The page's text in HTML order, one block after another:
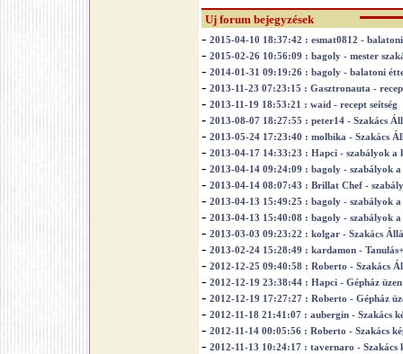
Uj forum bejegyzések
- 2015-04-10 18:37:42 : esmat0812 -
- 2015-02-26 10:56:09 : bagoly - mester
- 2014-01-31 09:19:26 : bagoly - balatoni
- 2013-11-23 07:23:15 : Gasztronauta -
- 2013-11-19 18:53:21 : waid - recept seítség
- 2013-08-07 18:27:55 : peter14 - Szakács
- 2013-05-24 17:23:40 : molbika - Szakács
- 2013-04-17 14:33:23 : Hapci - szabályok a
- 2013-04-14 09:24:09 : bagoly - szabályok
- 2013-04-14 08:07:43 : Brillat Chef -
- 2013-04-13 15:49:25 : bagoly - szabályok
- 2013-04-13 15:40:08 : bagoly - szabályok
- 2013-03-03 09:23:22 : kolgar - Szakács
- 2013-02-24 15:28:49 : kardamon -
- 2012-12-25 09:40:58 : Roberto - Szakács
- 2012-12-19 23:38:44 : Hapci - Gépház üzen
- 2012-12-19 17:27:27 : Roberto - Gépház
- 2012-11-18 21:41:07 : aubergin - Szakács
- 2012-11-14 00:05:56 : Roberto - Szakács
- 2012-11-13 10:24:17 : tavernaro - Szakács